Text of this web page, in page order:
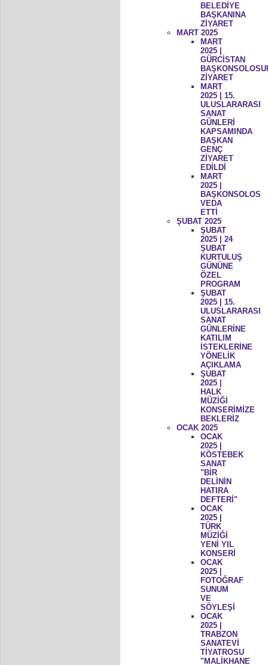
BELEDİYE
BAŞKANINA
ZİYARET
MART 2025
MART
2025 |
GÜRCİSTAN
ZİYARET
MART
2025 | 15.
ULUSLARARASI
SANAT
GÜNLERİ
KAPSAMINDA
BAŞKAN
GENÇ
ZİYARET
EDİLDİ
MART
2025 |
BAŞKONSOLOS
VEDA
ETTİ
ŞUBAT 2025
ŞUBAT
2025 | 24
ŞUBAT
KURTULUŞ
GÜNÜNE
ÖZEL
PROGRAM
ŞUBAT
2025 | 15.
ULUSLARARASI
SANAT
GÜNLERİNE
KATILIM
İSTEKLERİNE
YÖNELİK
AÇIKLAMA
ŞUBAT
2025 |
HALK
MÜZİĞİ
KONSERİMİZE
BEKLERİZ
OCAK 2025
OCAK
2025 |
KÖSTEBEK
SANAT
"BİR
DELİNİN
HATIRA
DEFTERİ"
OCAK
2025 |
TÜRK
MÜZİĞİ
YENİ YIL
KONSERİ
OCAK
2025 |
FOTOĞRAF
SUNUM
VE
SÖYLEŞİ
OCAK
2025 |
TRABZON
SANATEVİ
TİYATROSU
"MALİKHANE